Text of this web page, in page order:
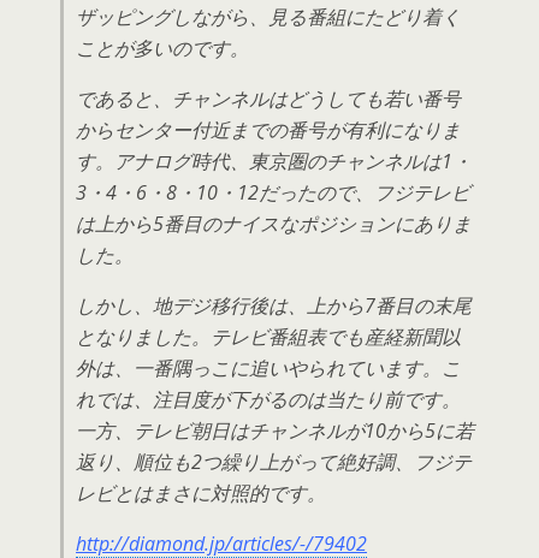
ザッピングしながら、見る番組にたどり着く
ことが多いのです。
であると、チャンネルはどうしても若い番号
からセンター付近までの番号が有利になりま
す。アナログ時代、東京圏のチャンネルは1・
3・4・6・8・10・12だったので、フジテレビ
は上から5番目のナイスなポジションにありま
した。
しかし、地デジ移行後は、上から7番目の末尾
となりました。テレビ番組表でも産経新聞以
外は、一番隅っこに追いやられています。こ
れでは、注目度が下がるのは当たり前です。
一方、テレビ朝日はチャンネルが10から5に若
返り、順位も2つ繰り上がって絶好調、フジテ
レビとはまさに対照的です。
http://diamond.jp/articles/-/79402